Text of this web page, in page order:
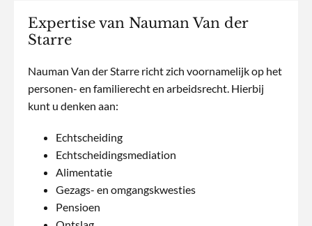
Expertise van Nauman Van der
Starre
Nauman Van der Starre richt zich voornamelijk op het
personen- en familierecht en arbeidsrecht. Hierbij
kunt u denken aan:
Echtscheiding
Echtscheidingsmediation
Alimentatie
Gezags- en omgangskwesties
Pensioen